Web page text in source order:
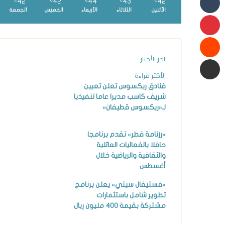
الأثنين الثلاثاء الأربعاء الخميس الجمعة
آخر الأخبار
الأكثر قراءة
فنادق ريكسوس تعلن تعيين
شريف كاسب مديرا عاما تنفيذيا
لـ«ريكسوس قطيفان»
«رزنامة قطر» تقدم برنامجا
حافلا بالفعاليات العائلية
والثقافية والرياضية خلال
أغسطس
«فستيفال سيتي» يعلن برنامج
تطوير شامل باستثمارات
مشتركة بقيمة 400 مليون ريال
بينتيريست
شارك عبر البريد الإلكتروني